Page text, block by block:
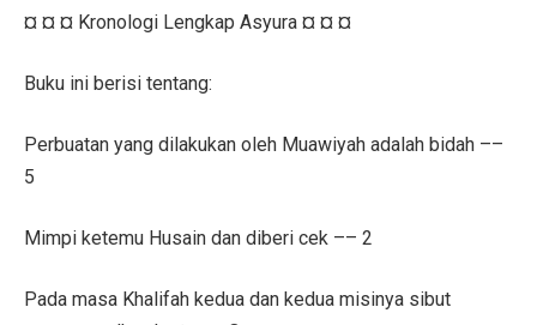
¤ ¤ ¤ Kronologi Lengkap Asyura ¤ ¤ ¤
Buku ini berisi tentang:
Perbuatan yang dilakukan oleh Muawiyah adalah bidah ––
5
Mimpi ketemu Husain dan diberi cek –– 2
Pada masa Khalifah kedua dan kedua misinya sibut